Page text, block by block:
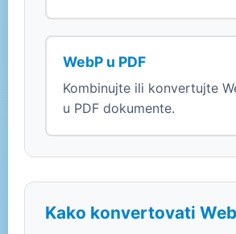
WebP u PDF
Kombinujte ili konvertujte
u PDF dokumente.
Kako konvertovati